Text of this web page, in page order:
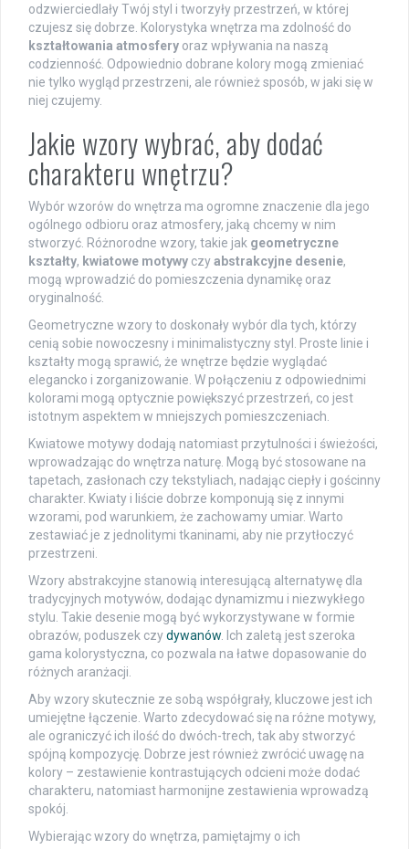
odzwierciedlały Twój styl i tworzyły przestrzeń, w której
czujesz się dobrze. Kolorystyka wnętrza ma zdolność do
kształtowania atmosfery oraz wpływania na naszą
codzienność. Odpowiednio dobrane kolory mogą zmieniać
nie tylko wygląd przestrzeni, ale również sposób, w jaki się w
niej czujemy.
Jakie wzory wybrać, aby dodać
charakteru wnętrzu?
Wybór wzorów do wnętrza ma ogromne znaczenie dla jego
ogólnego odbioru oraz atmosfery, jaką chcemy w nim
stworzyć. Różnorodne wzory, takie jak geometryczne
kształty, kwiatowe motywy czyabstrakcyjne desenie,
mogą wprowadzić do pomieszczenia dynamikę oraz
oryginalność.
Geometryczne wzory to doskonały wybór dla tych, którzy
cenią sobie nowoczesny i minimalistyczny styl. Proste linie i
kształty mogą sprawić, że wnętrze będzie wyglądać
elegancko i zorganizowanie. W połączeniu z odpowiednimi
kolorami mogą optycznie powiększyć przestrzeń, co jest
istotnym aspektem w mniejszych pomieszczeniach.
Kwiatowe motywy dodają natomiast przytulności i świeżości,
wprowadzając do wnętrza naturę. Mogą być stosowane na
tapetach, zasłonach czy tekstyliach, nadając ciepły i gościnny
charakter. Kwiaty i liście dobrze komponują się z innymi
wzorami, pod warunkiem, że zachowamy umiar. Warto
zestawiać je z jednolitymi tkaninami, aby nie przytłoczyć
przestrzeni.
Wzory abstrakcyjne stanowią interesującą alternatywę dla
tradycyjnych motywów, dodając dynamizmu i niezwykłego
stylu. Takie desenie mogą być wykorzystywane w formie
obrazów, poduszek czydywanów . Ich zaletą jest szeroka
gama kolorystyczna, co pozwala na łatwe dopasowanie do
różnych aranżacji.
Aby wzory skutecznie ze sobą współgrały, kluczowe jest ich
umiejętne łączenie. Warto zdecydować się na różne motywy,
ale ograniczyć ich ilość do dwóch-trech, tak aby stworzyć
spójną kompozycję. Dobrze jest również zwrócić uwagę na
kolory – zestawienie kontrastujących odcieni może dodać
charakteru, natomiast harmonijne zestawienia wprowadzą
spokój.
Wybierając wzory do wnętrza, pamiętajmy o ich